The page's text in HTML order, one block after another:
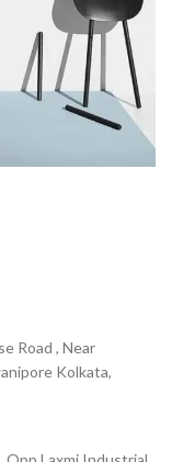
Road , Near
Kolkata,